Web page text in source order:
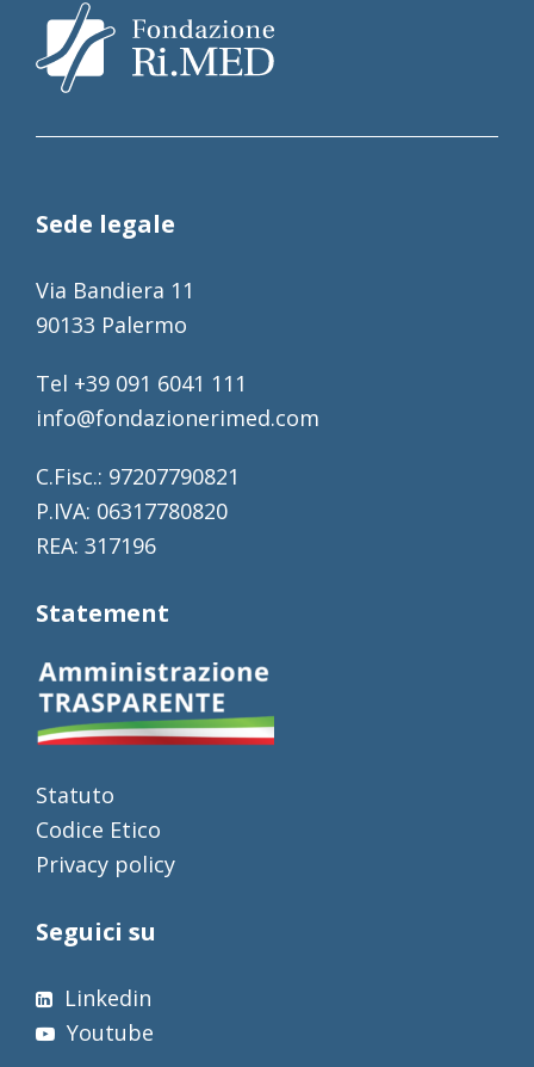
Sede legale
Via Bandiera 11
90133 Palermo
Tel +39 091 6041 111
info@fondazionerimed.com
C.Fisc.: 97207790821
P.IVA: 06317780820
REA: 317196
Statement
Statuto
Codice Etico
Privacy policy
Seguici su
Linkedin
Youtube